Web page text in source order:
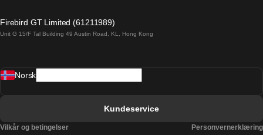
Barcelona Sevilla Tog
Firebird GT Limited (61211989)
Unit G 15/F Tal Building 49 Austin Road, KL, Hong Kong
Norsk
Kundeservice
Vilkår og betingelser Personvernerklæring